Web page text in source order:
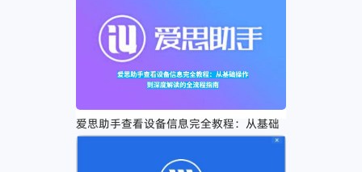
爱思助手查看设备信息完全教程：从基础
操作到深度解读的全流程指南